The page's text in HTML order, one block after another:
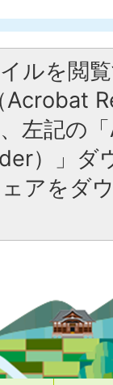
ルを閲
Acrobat
左記の
）」ダ
アをダ